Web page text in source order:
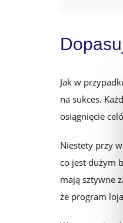
Jak w
na sukces.
osiągnięcie
Niestety przy
co jest dużym
mają sztywne
że program